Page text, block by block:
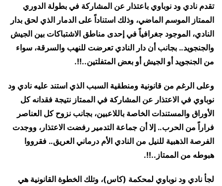
تقدم نادي ود نوباوي باعتذار عن المشاركة في بطولة الدوري
الممتاز الموسم الماضي، وذلك استناداً على الدمار الذي لحق بدار
النادي، الموجود جغرافياً في إحدى مناطق الاشتباكات بين الجيش
والجنجويد.. بجانب أن دار النادي تعرضت للنهب والسرقة، سواء
من الجنجويد أو الجيش أو بعض المتفلتين..!!.
وعلى الرغم من قانونية ومنطقية السبب الذي استند عليه نادي ود
نوباوي في الاعتذار عن المشاركة في الممتاز نتيجة فقدانه كل
الأوراق والمستندات الخاصة باللاعبين، بجانب نزوح كل العناصر
فراراً من الحرب.. إلا أن جماعة التدمير رفضت الاعتذار، ووجدت
الفرصة الذهبية للنيل من النادي الأم درماني العريق.. فقرووا
هبوطه من الممتاز..!!.
لجأ نادي ود نوباوي لمحكمة (كاس)، وتلك الخطوة القانونية هي